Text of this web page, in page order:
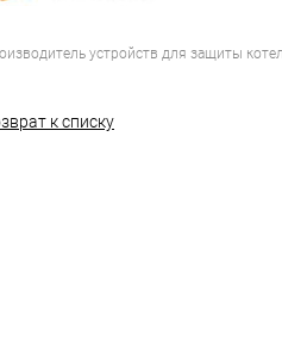
устройств для защиты
к списку